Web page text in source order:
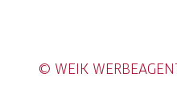
© WEIK